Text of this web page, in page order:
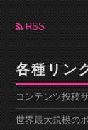
ブRSS
各種リン
コンテンツ投稿
世界最大規模の